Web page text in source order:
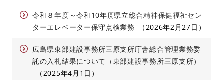
令和８年度～令和10年度県立総合精神保健福祉セン
ターエレベーター保守点検業務
2026年2月27日
広島県東部建設事務所三原支所庁舎総合管理業務委
託の入札結果について（東部建設事務所三原支所）
2025年4月1日